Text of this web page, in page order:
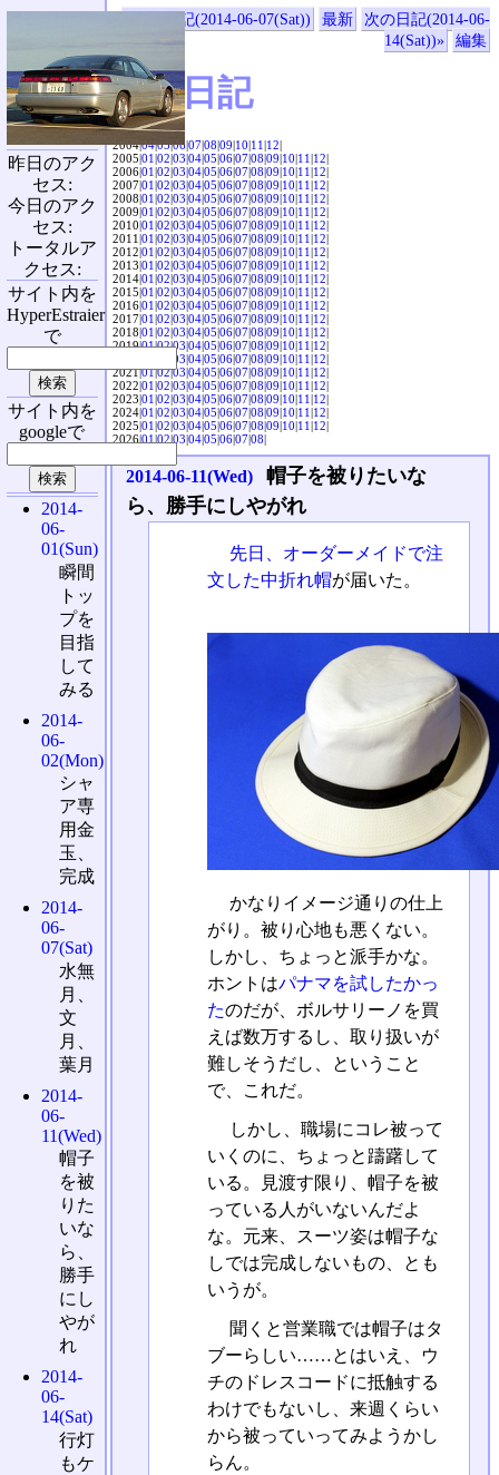
«前の日記(2014-06-07(Sat)) 最新
次の日記(2014-06-
14(Sat))»
編集
SVX日記
2004|04|05|06|07|08|09|10|11|12|
2005|01|02|03|04|05|06|07|08|09|10|11|12|
2006|01|02|03|04|05|06|07|08|09|10|11|12|
2007|01|02|03|04|05|06|07|08|09|10|11|12|
2008|01|02|03|04|05|06|07|08|09|10|11|12|
2009|01|02|03|04|05|06|07|08|09|10|11|12|
2010|01|02|03|04|05|06|07|08|09|10|11|12|
2011|01|02|03|04|05|06|07|08|09|10|11|12|
2012|01|02|03|04|05|06|07|08|09|10|11|12|
2013|01|02|03|04|05|06|07|08|09|10|11|12|
2014|01|02|03|04|05|06|07|08|09|10|11|12|
2015|01|02|03|04|05|06|07|08|09|10|11|12|
2016|01|02|03|04|05|06|07|08|09|10|11|12|
2017|01|02|03|04|05|06|07|08|09|10|11|12|
2018|01|02|03|04|05|06|07|08|09|10|11|12|
2019|01|02|03|04|05|06|07|08|09|10|11|12|
03|04|05|06|07|08|09|10|11|12|
2021|01|02|03|04|05|06|07|08|09|10|11|12|
2022|01|02|03|04|05|06|07|08|09|10|11|12|
2023|01|02|03|04|05|06|07|08|09|10|11|12|
2024|01|02|03|04|05|06|07|08|09|10|11|12|
2025|01|02|03|04|05|06|07|08|09|10|11|12|
2026|01|02|03|04|05|06|07|08|
2014-06-11(Wed)
帽子を被りたいな
ら、勝手にしやがれ
先日、オーダーメイドで注
文した中折れ帽が届いた。
かなりイメージ通りの仕上
がり。被り心地も悪くない。
しかし、ちょっと派手かな。
ホントはパナマを試したかっ
たのだが、ボルサリーノを買
えば数万するし、取り扱いが
難しそうだし、ということ
で、これだ。
しかし、職場にコレ被って
いくのに、ちょっと躊躇して
いる。見渡す限り、帽子を被
っている人がいないんだよ
な。元来、スーツ姿は帽子な
しでは完成しないもの、とも
いうが。
聞くと営業職では帽子はタ
ブーらしい……とはいえ、ウ
チのドレスコードに抵触する
わけでもないし、来週くらい
から被っていってみようかし
らん。
昨日のアク
セス:
今日のアク
セス:
トータルア
クセス:
サイト内を
HyperEstraier
で
サイト内を
googleで
2014-
06-
01(Sun)
瞬間
トッ
プを
目指
して
みる
2014-
06-
02(Mon)
シャ
ア専
用金
玉、
完成
2014-
06-
07(Sat)
水無
月、
文
月、
葉月
2014-
06-
11(Wed)
帽子
を被
りた
いな
ら、
勝手
にし
やが
れ
2014-
06-
14(Sat)
行灯
もケ